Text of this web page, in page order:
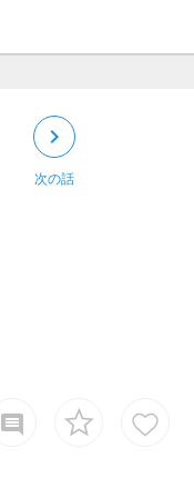
keyboard_arrow_right
次の話
insert_comment